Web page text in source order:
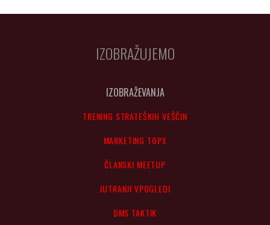
IZOBRAŽUJEMO
IZOBRAŽEVANJA
TRENING STRATEŠKIH VEŠČIN
MARKETING TOPX
ČLANSKI MEETUP
JUTRANJI VPOGLEDI
DMS TAKTIK